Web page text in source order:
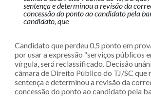
sentença e determinou a revisão da
concessão do ponto ao candidato pela
candidato, que
Candidato que perdeu 0,5 ponto em
por usar a expressão “serviços públicos
vírgula, será reclassificado. Decisão
câmara de Direito Público do TJ/SC que
sentença e determinou a revisão da
concessão do ponto ao candidato pela